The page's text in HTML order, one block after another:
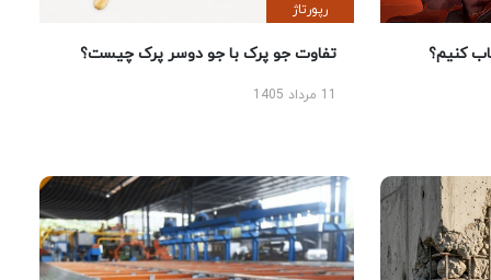
کنیم؟
رپورتاژ
تفاوت جو پرک با جو دوسر پرک چیست؟